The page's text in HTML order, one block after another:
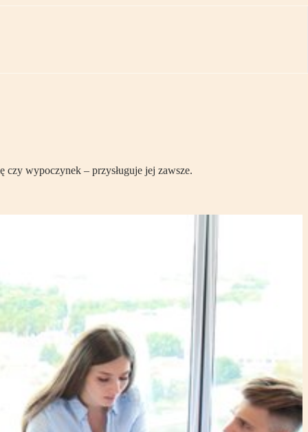
czy wypoczynek – przysługuje jej zawsze.